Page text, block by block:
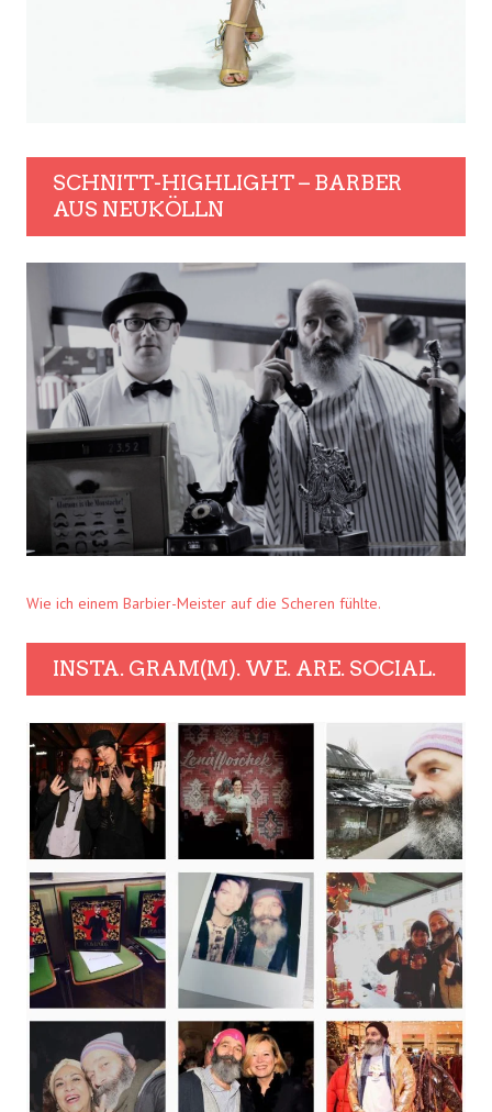
SCHNITT-HIGHLIGHT – BARBER
AUS NEUKÖLLN
Wie ich einem Barbier-Meister auf die Scheren fühlte.
INSTA. GRAM(M). WE. ARE. SOCIAL.